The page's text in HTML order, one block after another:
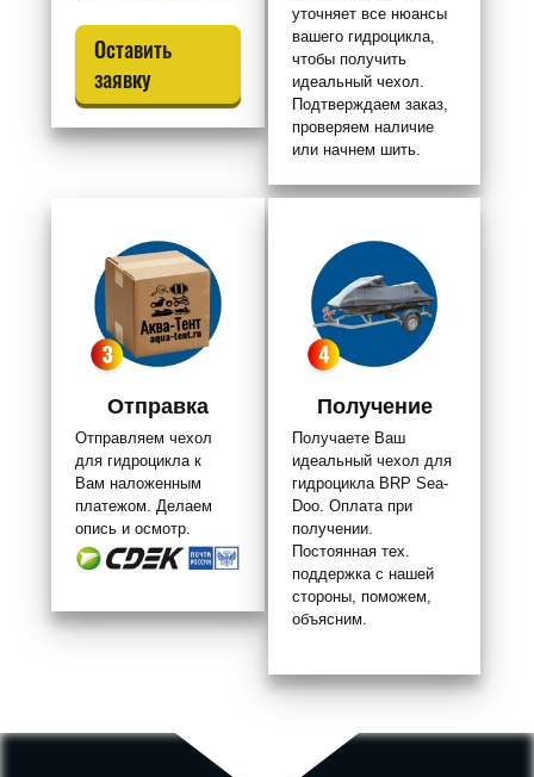
Оставить
заявку
уточняет все нюансы
вашего гидроцикла,
чтобы получить
идеальный чехол.
Подтверждаем заказ,
проверяем наличие
или начнем шить.
Отправка
Отправляем чехол
для гидроцикла к
Вам наложенным
платежом. Делаем
опись и осмотр.
Получение
Получаете Ваш
идеальный чехол для
гидроцикла BRP Sea-
Doo. Оплата при
получении.
Постоянная тех.
поддержка с нашей
стороны, поможем,
объясним.